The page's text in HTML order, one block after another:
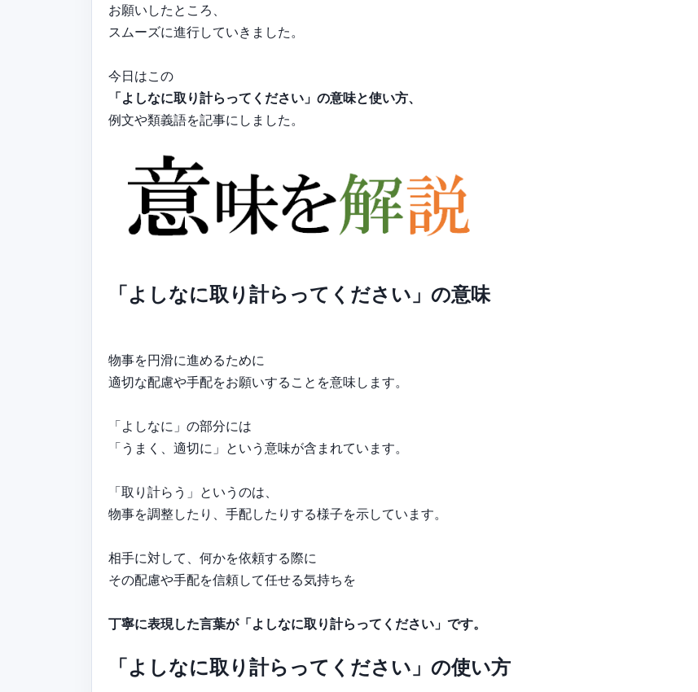
お願いしたところ、
スムーズに進行していきました。
今日はこの
「よしなに取り計らってください」の意味と使い方、
例文や類義語を記事にしました。
「よしなに取り計らってください」の意味
物事を円滑に進めるために
適切な配慮や手配をお願いすることを意味します。
「よしなに」の部分には
「うまく、適切に」という意味が含まれています。
「取り計らう」というのは、
物事を調整したり、手配したりする様子を示しています。
相手に対して、何かを依頼する際に
その配慮や手配を信頼して任せる気持ちを
丁寧に表現した言葉が「よしなに取り計らってください」です。
「よしなに取り計らってください」の使い方